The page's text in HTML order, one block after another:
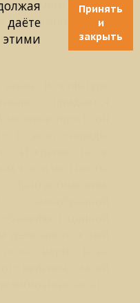
нашим
баз
Принять
и
закрыть